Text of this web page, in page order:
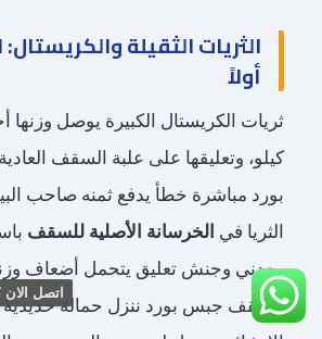
الثريات الثقيلة
أولاً
كيلو، وتعليقها على علبة السقف
بورد مباشرة خطأ يدفع ثمنه صاحب
الثريا في الخرسانة الأصلية للسقف
معدني وجنش تعليق يتحمل أضعاف
السقف جبس بورد ننزل حمالة
اتصل الان 97446767‬